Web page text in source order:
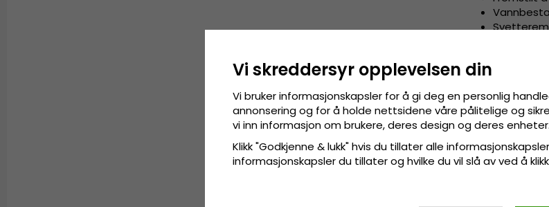
Fremstilt av:
Også kjent
cm.
Vi skreddersyr opplevelsen din
Vi bruker informasjonskapsler for å gi deg en personlig
annonsering og for å holde nettsidene våre pålitelige og
vi inn informasjon om brukere, deres design og deres enheter.
Klikk "Godkjenne & lukk" hvis du tillater alle
informasjonskapsler du tillater og hvilke du vil slå av ved å